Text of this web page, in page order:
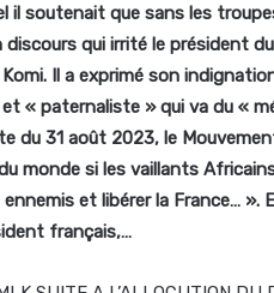
il soutenait que sans les
discours qui irrité le président
Il a exprimé son
« paternaliste » qui va du «
du 31 août 2023, le
monde si les vaillants
et libérer la France… ».
français,…